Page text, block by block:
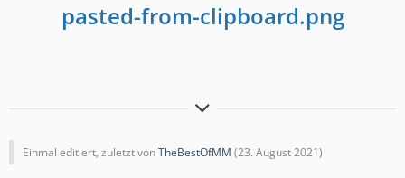
pasted-from-clipboard.png
Grüße Maxi
Einmal editiert, zuletzt vonTheBestOfMM (23. August 2021)